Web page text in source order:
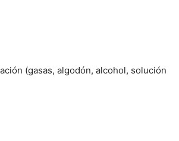
(gasas, algodón, alcohol, solución